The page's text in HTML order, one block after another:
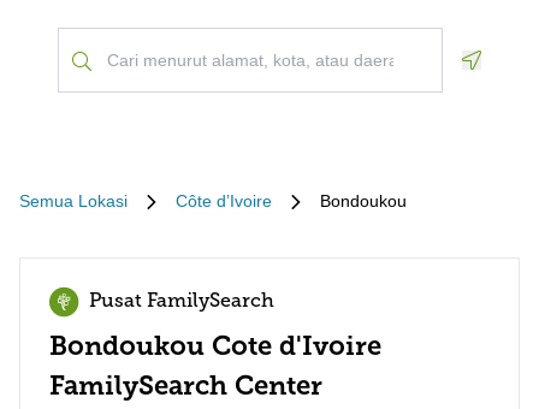
Semua Lokasi Côte d’Ivoire Bondoukou
Pusat FamilySearch
Bondoukou Cote d'Ivoire
FamilySearch Center